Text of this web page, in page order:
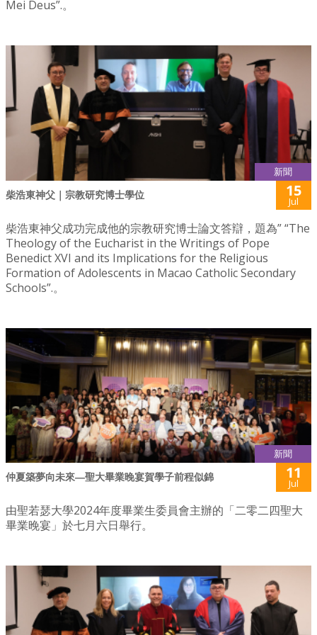
Mei Deus”.。
新聞
柴浩東神父｜宗教研究博士學位 15
Jul
柴浩東神父成功完成他的宗教研究博士論文答辯，題為” “The
Theology of the Eucharist in the Writings of Pope
Benedict XVI and its Implications for the Religious
Formation of Adolescents in Macao Catholic Secondary
Schools”.。
新聞
仲夏築夢向未來―聖大畢業晚宴賀學子前程似錦 11
Jul
由聖若瑟大學2024年度畢業生委員會主辦的「二零二四聖大
畢業晚宴」於七月六日舉行。